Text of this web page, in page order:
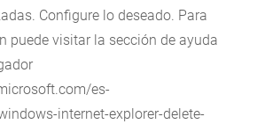
Configure lo deseado. Para
puede visitar la sección de ayuda
es-
internet-explorer-delete-